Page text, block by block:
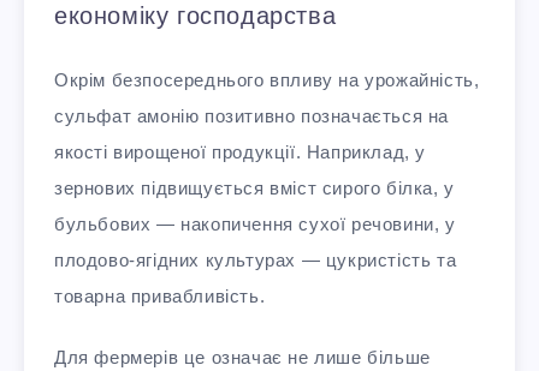
економіку господарства
Окрім безпосереднього впливу на урожайність,
сульфат амонію позитивно позначається на
якості вирощеної продукції. Наприклад, у
зернових підвищується вміст сирого білка, у
бульбових — накопичення сухої речовини, у
плодово-ягідних культурах — цукристість та
товарна привабливість.
Для фермерів це означає не лише більше